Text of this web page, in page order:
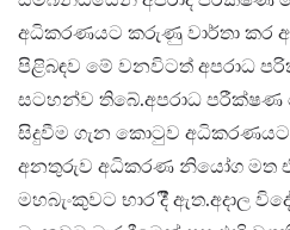
අධිකරණයට කරුණු වාර්තා කර
පිළිබඳව මේ වනවිටත් අපරාධ
සටහන්ව තිබේ.අපරාධ පරීක්ෂණ
සිදුවීම ගැන කොටුව
අනතුරුව අධිකරණ නියෝග මත
මහබැංකුවට භාර දීී ඇත.අදාල